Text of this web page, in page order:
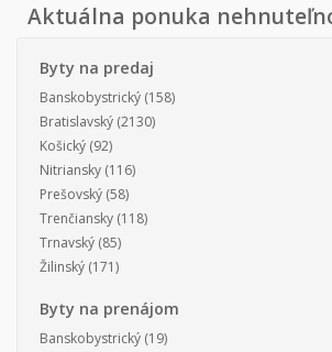
Aktuálna ponuka
Byty na predaj
Banskobystrický (158)
Bratislavský (2130)
Košický (92)
Nitriansky (116)
Prešovský (58)
Trenčiansky (118)
Trnavský (85)
Žilinský (171)
Byty na prenájom
Banskobystrický (19)